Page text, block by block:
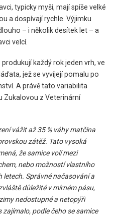
typicky myši, mají spíše velké
a dospívají rychle. Výjimku
– i několik desítek let – a
velcí.
každý rok jeden vrh, ve
jež se vyvíjejí pomalu po
A právě tato variabilita
Zukalovou z Veterinární
vážit až 35 % váhy matčina
zátěž. Tato vysoká
že samice volí mezi
nebo možností vlastního
letech. Správné načasování a
důležité v mírném pásu,
nedostupné a netopýři
podle čeho se samice